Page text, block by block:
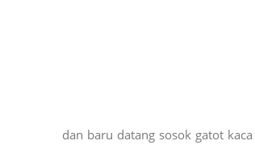
dan baru datang sosok gatot